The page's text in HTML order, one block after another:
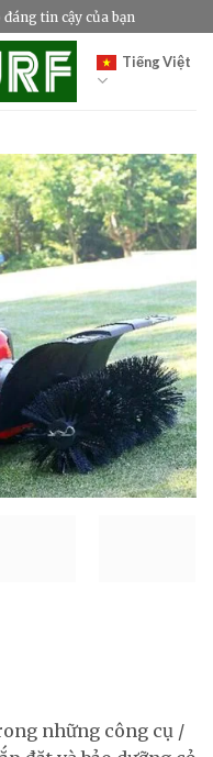
tin cậy của bạn
Tiếng Việt
những công cụ /